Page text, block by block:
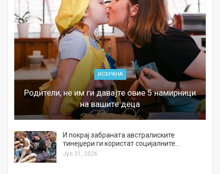
ИСХРАНА
Родители, не им ги давајте овие 5 намирници
на вашите деца
И покрај забраната австралиските
тинејџери ги користат социјалните…
Јул 31, 2026